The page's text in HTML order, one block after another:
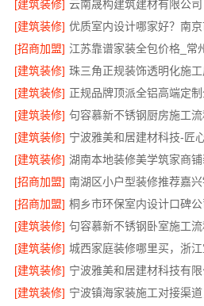
[建筑装修] 云南晟构建筑建材有限公司
[建筑装修] 优质室内设计哪家好？南
[招商加盟] 江苏靠谱家装全包价格_常
[建筑装修]
[建筑装修] 正规品牌顶派全铝高端定
[建筑装修] 句容慕新不锈钢厨房施工
[建筑装修] 宁波雅美和居建材科技-匠
[建筑装修] 湖南本地装修美学筑家商
[招商加盟] 南湖区小户型装修推荐嘉
[招商加盟]
[建筑装修] 句容慕新不锈钢卧室施工
[建筑装修] 城西家庭装修哪里买，浙
[建筑装修] 宁波雅美和居建材科技有
[建筑装修] 宁波镇海家装施工对接渠